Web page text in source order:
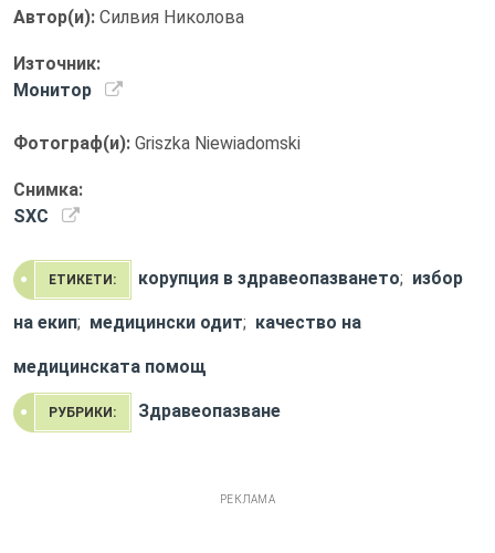
Автор(и): Силвия Николова
Източник:
Монитор
Фотограф(и): Griszka Niewiadomski
Снимка:
SXC
ЕТИКЕТИ: корупция в здравеопазването; избор
на екип; медицински одит; качество на
медицинската помощ
РУБРИКИ: Здравеопазване
РЕКЛАМА